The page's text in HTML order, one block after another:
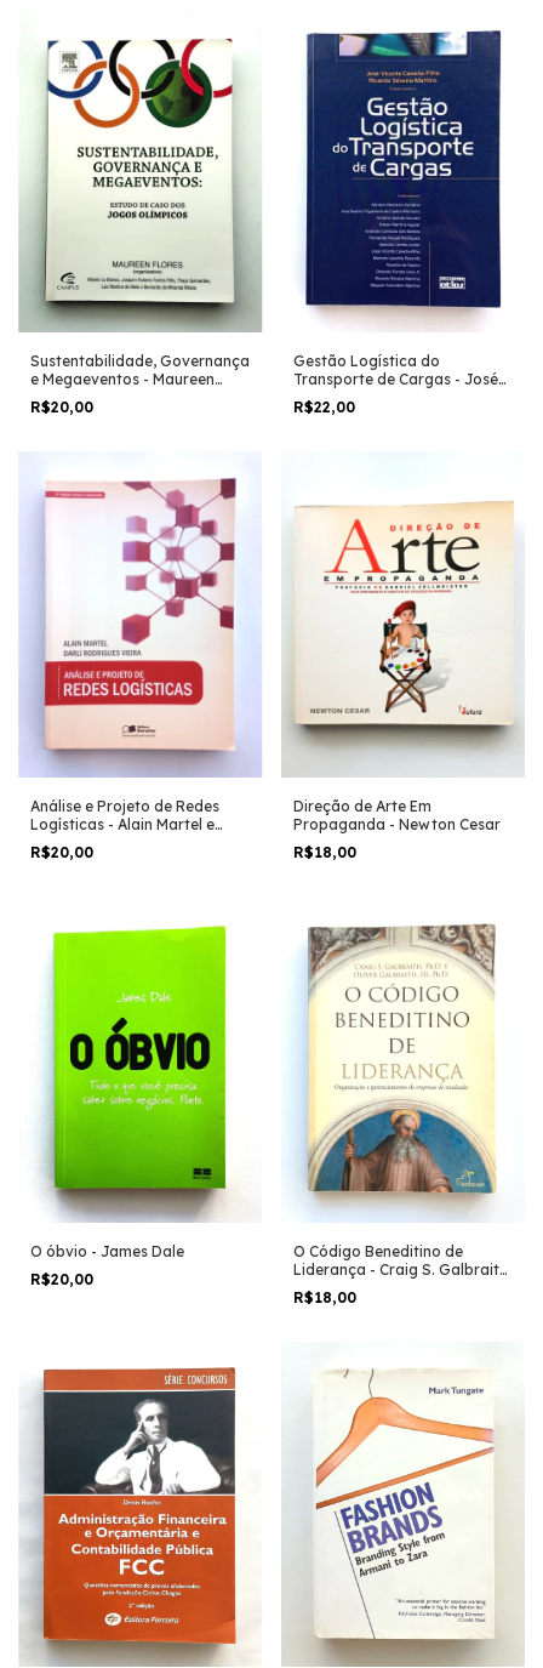
Sustentabilidade, Governança
e Megaeventos - Maureen
Flores (org.)
R$20,00
Gestão Logística do
Transporte de Cargas - José
Vicente Caixeta Filho
R$22,00
Análise e Projeto de Redes
Logísticas - Alain Martel e
Darli Rodrigues Vieira
R$20,00
Direção de Arte Em
Propaganda - Newton Cesar
R$18,00
O óbvio - James Dale
R$20,00
O Código Beneditino de
Liderança - Craig S. Galbraith
e Oliver Galbraith
R$18,00